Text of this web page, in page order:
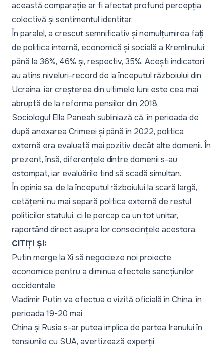
această comparație ar fi afectat profund percepția
colectivă și sentimentul identitar.
În paralel, a crescut semnificativ și nemulțumirea față
de politica internă, economică și socială a Kremlinului:
până la 36%, 46% și, respectiv, 35%. Acești indicatori
au atins niveluri-record de la începutul războiului din
Ucraina, iar creșterea din ultimele luni este cea mai
abruptă de la reforma pensiilor din 2018.
Sociologul Ella Paneah subliniază că, în perioada de
după anexarea Crimeei și până în 2022, politica
externă era evaluată mai pozitiv decât alte domenii. În
prezent, însă, diferențele dintre domenii s-au
estompat, iar evaluările tind să scadă simultan.
În opinia sa, de la începutul războiului la scară largă,
cetățenii nu mai separă politica externă de restul
politicilor statului, ci le percep ca un tot unitar,
raportând direct asupra lor consecințele acestora.
CITIȚI ȘI:
Putin merge la Xi să negocieze noi proiecte
economice pentru a diminua efectele sancțiunilor
occidentale
Vladimir Putin va efectua o vizită oficială în China, în
perioada 19-20 mai
China și Rusia s-ar putea implica de partea Iranului în
tensiunile cu SUA, avertizează experții